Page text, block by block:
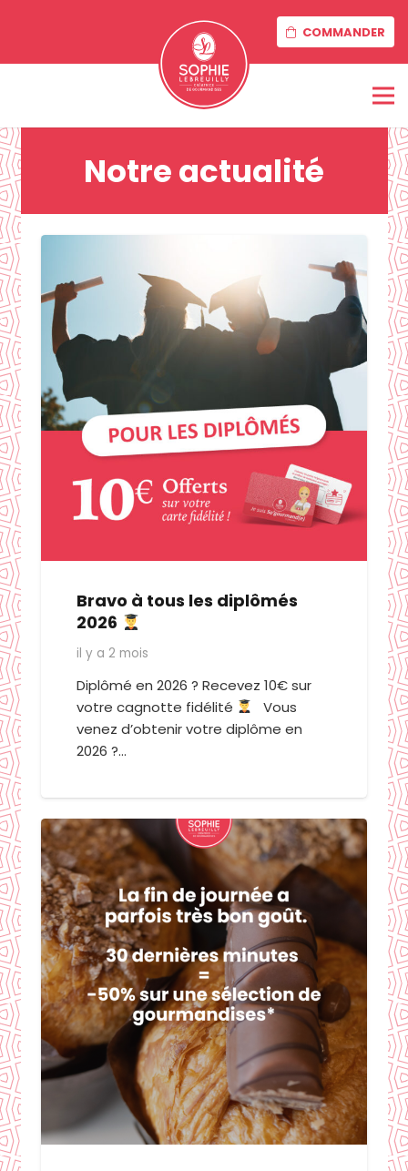
COMMANDER
Notre actualité
Bravo à tous les diplômés
2026
il y a 2 mois
Diplômé en 2026 ? Recevez 10€ sur
votre cagnotte fidélité
Vous
venez d’obtenir votre diplôme en
2026 ?…